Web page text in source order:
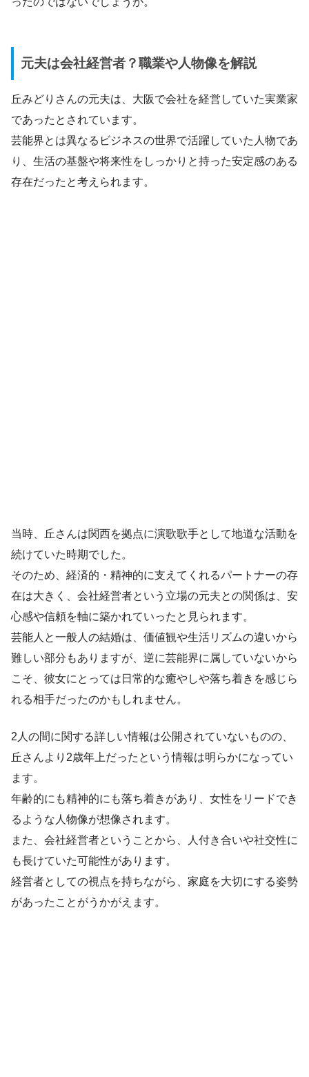
元夫は会社経営者？職業や人物像を解説
丘みどりさんの元夫は、大阪で会社を経営していた実業家
であったとされています。
芸能界とは異なるビジネスの世界で活躍していた人物であ
り、生活の基盤や将来性をしっかりと持った安定感のある
存在だったと考えられます。
当時、丘さんは関西を拠点に演歌歌手として地道な活動を
続けていた時期でした。
そのため、経済的・精神的に支えてくれるパートナーの存
在は大きく、会社経営者という立場の元夫との関係は、安
心感や信頼を軸に築かれていったと見られます。
芸能人と一般人の結婚は、価値観や生活リズムの違いから
難しい部分もありますが、逆に芸能界に属していないから
こそ、彼女にとっては日常的な癒やしや落ち着きを感じら
れる相手だったのかもしれません。
2人の間に関する詳しい情報は公開されていないものの、
丘さんより2歳年上だったという情報は明らかになってい
ます。
年齢的にも精神的にも落ち着きがあり、女性をリードでき
るような人物像が想像されます。
また、会社経営者ということから、人付き合いや社交性に
も長けていた可能性があります。
経営者としての視点を持ちながら、家庭を大切にする姿勢
があったことがうかがえます。